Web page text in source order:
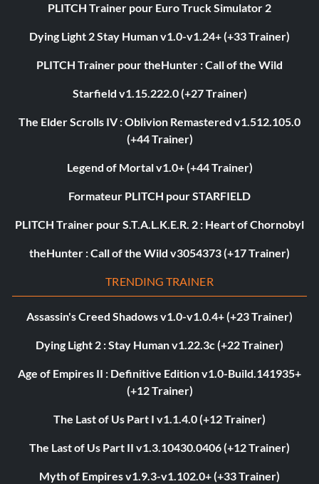
PLITCH Trainer pour Euro Truck Simulator 2
Dying Light 2 Stay Human v1.0-v1.24+ (+33 Trainer)
PLITCH Trainer pour theHunter : Call of the Wild
Starfield v1.15.222.0 (+27 Trainer)
The Elder Scrolls IV : Oblivion Remastered v1.512.105.0
(+44 Trainer)
Legend of Mortal v1.0+ (+44 Trainer)
Formateur PLITCH pour STARFIELD
PLITCH Trainer pour S.T.A.L.K.E.R. 2 : Heart of Chornobyl
theHunter : Call of the Wild v3054373 (+17 Trainer)
TRENDING TRAINER
Assassin's Creed Shadows v1.0-v1.0.4+ (+23 Trainer)
Dying Light 2 : Stay Human v1.22.3c (+22 Trainer)
Age of Empires II : Definitive Edition v1.0-Build.141935+
(+12 Trainer)
The Last of Us Part I v1.1.4.0 (+12 Trainer)
The Last of Us Part II v1.3.10430.0406 (+12 Trainer)
Myth of Empires v1.9.3-v1.102.0+ (+33 Trainer)